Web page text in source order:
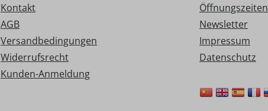
Kontakt
AGB
Versandbedingungen
Widerrufsrecht
Kunden-Anmeldung
Öffnungszeiten
Newsletter
Impressum
Datenschutz